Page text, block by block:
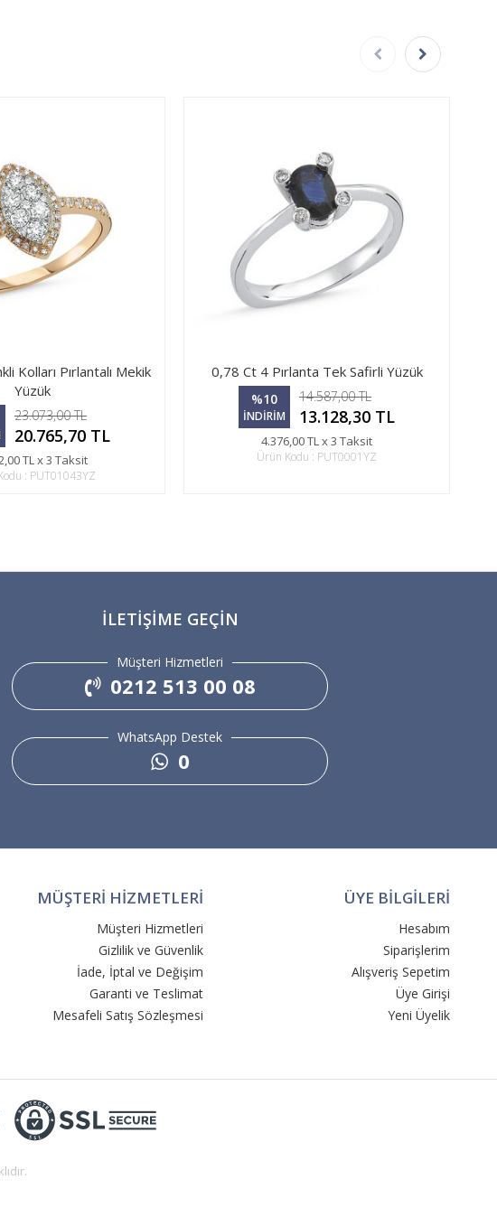
Kolları Pırlantalı Mekik
Yüzük
23.073,00 TL
20.765,70 TL
TL x 3 Taksit
: PUT01043YZ
0,78 Ct 4 Pırlanta Tek Safirli Yüzük
%10
İNDİRİM
14.587,00 TL
13.128,30 TL
4.376,00 TL x 3 Taksit
Ürün Kodu : PUT0001YZ
İLETIŞIME GEÇIN
Müşteri Hizmetleri
0212 513 00 08
WhatsApp Destek
0
MÜŞTERİ HİZMETLERİ
Müşteri Hizmetleri
Gizlilik ve Güvenlik
İade, İptal ve Değişim
Garanti ve Teslimat
Mesafeli Satış Sözleşmesi
ÜYE BİLGİLERİ
Hesabım
Siparişlerim
Alışveriş Sepetim
Üye Girişi
Yeni Üyelik